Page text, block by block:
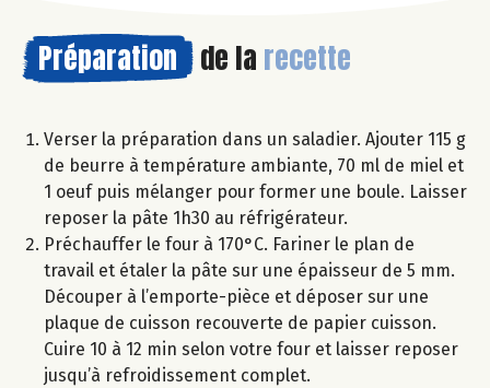
Préparation de la recette
Verser la préparation dans un saladier. Ajouter 115 g
de beurre à température ambiante, 70 ml de miel et
1 oeuf puis mélanger pour former une boule. Laisser
reposer la pâte 1h30 au réfrigérateur.
Préchauffer le four à 170°C. Fariner le plan de
travail et étaler la pâte sur une épaisseur de 5 mm.
Découper à l’emporte-pièce et déposer sur une
plaque de cuisson recouverte de papier cuisson.
Cuire 10 à 12 min selon votre four et laisser reposer
jusqu’à refroidissement complet.